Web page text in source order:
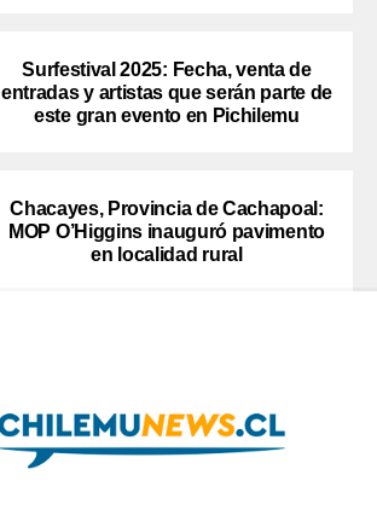
Surfestival 2025: Fecha, venta de
entradas y artistas que serán parte de
este gran evento en Pichilemu
Chacayes, Provincia de Cachapoal:
MOP O’Higgins inauguró pavimento
en localidad rural